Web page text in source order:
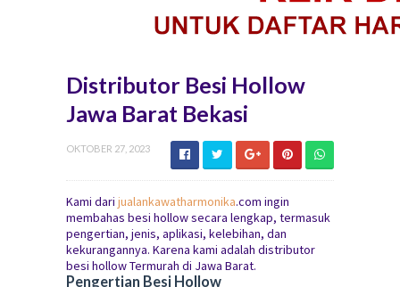
Distributor Besi Hollow
Jawa Barat Bekasi
OKTOBER 27, 2023
Kami dari jualankawatharmonika.com ingin
membahas besi hollow secara lengkap, termasuk
pengertian, jenis, aplikasi, kelebihan, dan
kekurangannya. Karena kami adalah distributor
besi hollow Termurah di Jawa Barat.
Pengertian Besi Hollow